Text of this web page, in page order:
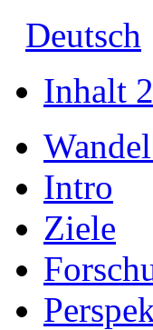
Deutsch
Inhalt
Intro
Ziele